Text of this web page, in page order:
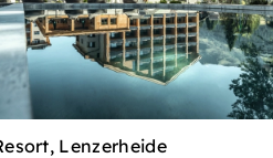
Lenzerheide